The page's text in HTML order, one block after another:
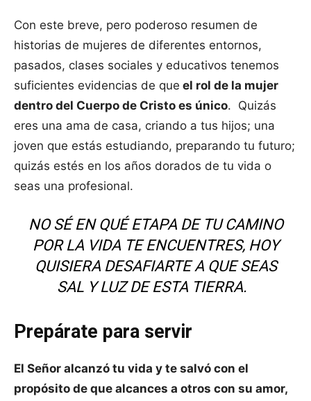
Con este breve, pero poderoso resumen de
historias de mujeres de diferentes entornos,
pasados, clases sociales y educativos tenemos
suficientes evidencias de que el rol de la mujer
dentro del Cuerpo de Cristo es único. Quizás
eres una ama de casa, criando a tus hijos; una
joven que estás estudiando, preparando tu futuro;
quizás estés en los años dorados de tu vida o
seas una profesional.
NO SÉ EN QUÉ ETAPA DE TU CAMINO
POR LA VIDA TE ENCUENTRES, HOY
QUISIERA DESAFIARTE A QUE SEAS
SAL Y LUZ DE ESTA TIERRA.
Prepárate para servir
El Señor alcanzó tu vida y te salvó con el
propósito de que alcances a otros con su amor,